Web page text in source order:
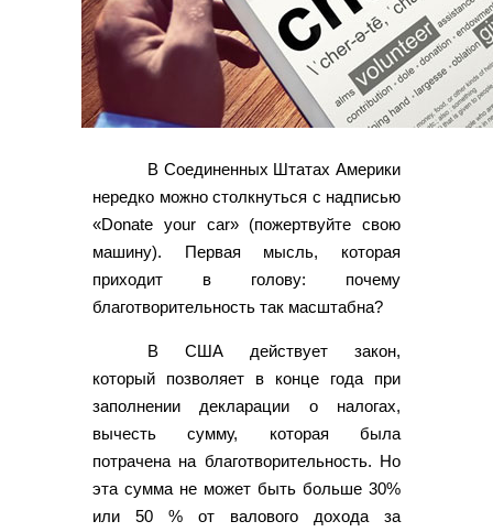
В Соединенных Штатах Америки
нередко можно столкнуться с надписью
«Donate your car» (пожертвуйте свою
машину). Первая мысль, которая
приходит в голову: почему
благотворительность так масштабна?
В США действует закон,
который позволяет в конце года при
заполнении декларации о налогах,
вычесть сумму, которая была
потрачена на благотворительность. Но
эта сумма не может быть больше 30%
или 50 % от валового дохода за